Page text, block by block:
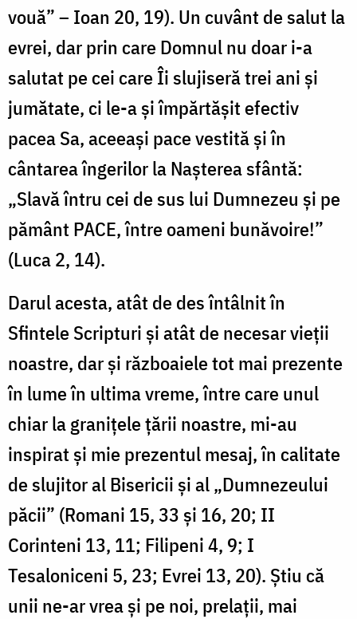
vouă” – Ioan 20, 19). Un cuvânt de salut la
evrei, dar prin care Domnul nu doar i-a
salutat pe cei care Îi slujiseră trei ani și
jumătate, ci le-a și împărtășit efectiv
pacea Sa, aceeași pace vestită și în
cântarea îngerilor la Nașterea sfântă:
„Slavă întru cei de sus lui Dumnezeu și pe
pământ PACE, între oameni bunăvoire!”
(Luca 2, 14).
Darul acesta, atât de des întâlnit în
Sfintele Scripturi și atât de necesar vieții
noastre, dar și războaiele tot mai prezente
în lume în ultima vreme, între care unul
chiar la granițele țării noastre, mi-au
inspirat și mie prezentul mesaj, în calitate
de slujitor al Bisericii și al „Dumnezeului
păcii” (Romani 15, 33 și 16, 20; II
Corinteni 13, 11; Filipeni 4, 9; I
Tesaloniceni 5, 23; Evrei 13, 20). Știu că
unii ne-ar vrea și pe noi, prelații, mai